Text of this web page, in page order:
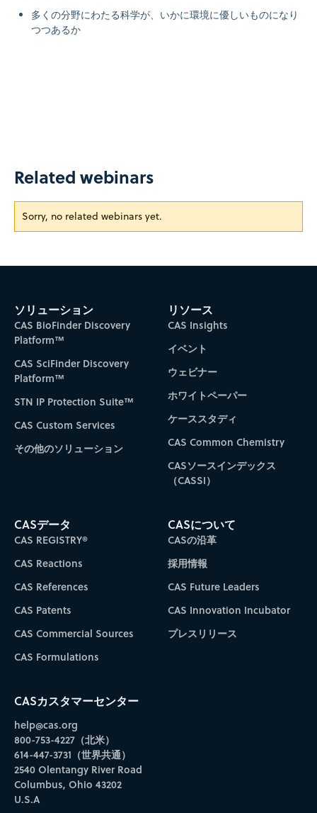
多くの分野にわたる科学が、いかに環境に優しいものになり
つつあるか
Related webinars
Sorry, no related webinars yet.
ソリューション
CAS BioFinder Discovery
Platform™
CAS SciFinder Discovery
Platform™
STN IP Protection Suite™
CAS Custom Services
その他のソリューション
リソース
CAS Insights
イベント
ウェビナー
ホワイトペーパー
ケーススタディ
CAS Common Chemistry
CASソースインデックス
（CASSI）
CASデータ
CAS REGISTRY®
CAS Reactions
CAS References
CAS Patents
CAS Commercial Sources
CAS Formulations
CASについて
CASの沿革
採用情報
CAS Future Leaders
CAS Innovation Incubator
プレスリリース
CASカスタマーセンター
help@cas.org
800-753-4227（北米）
614-447-3731（世界共通）
2540 Olentangy River Road
Columbus, Ohio 43202
U.S.A